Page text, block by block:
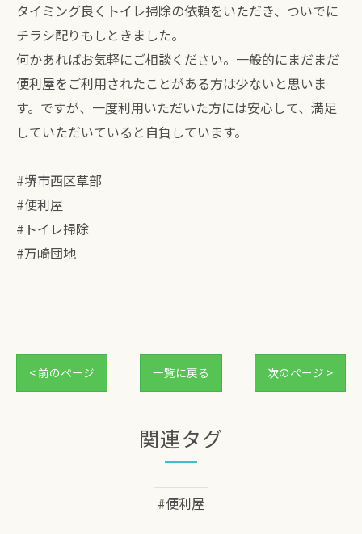
タイミング良くトイレ掃除の依頼をいただき、ついでに
チラシ配りもしときました。
何かあればお気軽にご相談ください。一般的にまだまだ
便利屋をご利用されたことがある方は少ないと思いま
す。ですが、一度利用いただいた方には安心して、満足
していただいていると自負しています。
#堺市西区草部
#便利屋
#トイレ掃除
#万崎団地
< 前のページ 一覧に戻る 次のページ >
関連タグ
#便利屋